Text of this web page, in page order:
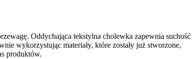
Oddychająca tekstylna cholewka zapewnia suchość
wykorzystując materiały, które zostały już stworzone,
produktów.